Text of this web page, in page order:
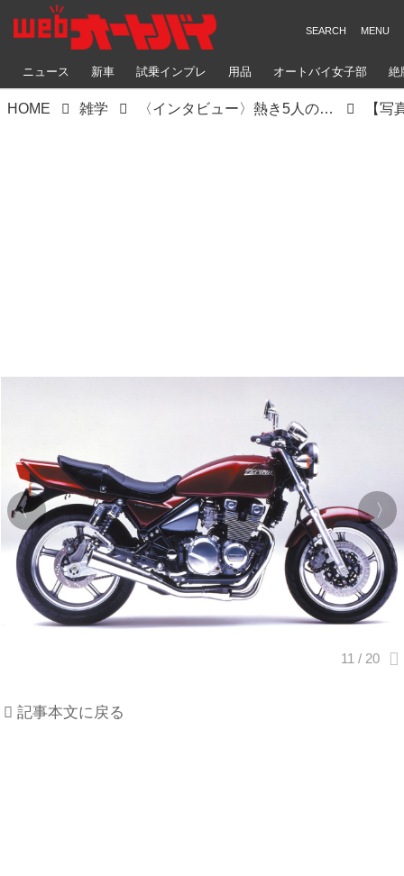
ニュース 新車 試乗インプレ 用品 オートバイ女子部 絶
HOME 雑学 〈インタビュー〉熱き5人の開発者に聞くカワサキ「ゼファー」誕生秘話｜信念を燃料に、彼らは“空冷の復活”を成し遂げた！【空冷4発ヨンヒャク回顧録】
記事本文に戻る